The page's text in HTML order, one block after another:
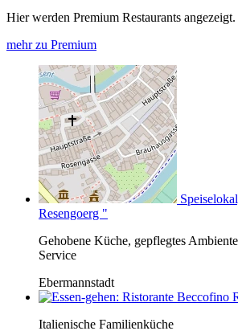
Hier werden Premium Restaurants angezeigt.
mehr zu Premium
Resengoerg "
Gehobene Küche, gepflegtes
Service
Ebermannstadt
Italienische Familienküche